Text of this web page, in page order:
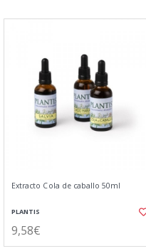
Extracto Cola de caballo 50ml
PLANTIS
9,58€